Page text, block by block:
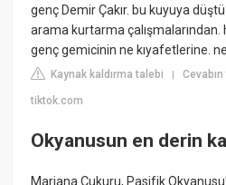
genç Demir Çakır. bu kuyuya
arama kurtarma çalışmalarından.
genç gemicinin ne kıyafetlerine.
Kaynak kaldırma talebi |
tiktok.com
Okyanusun en derin
Mariana Çukuru, Pasifik